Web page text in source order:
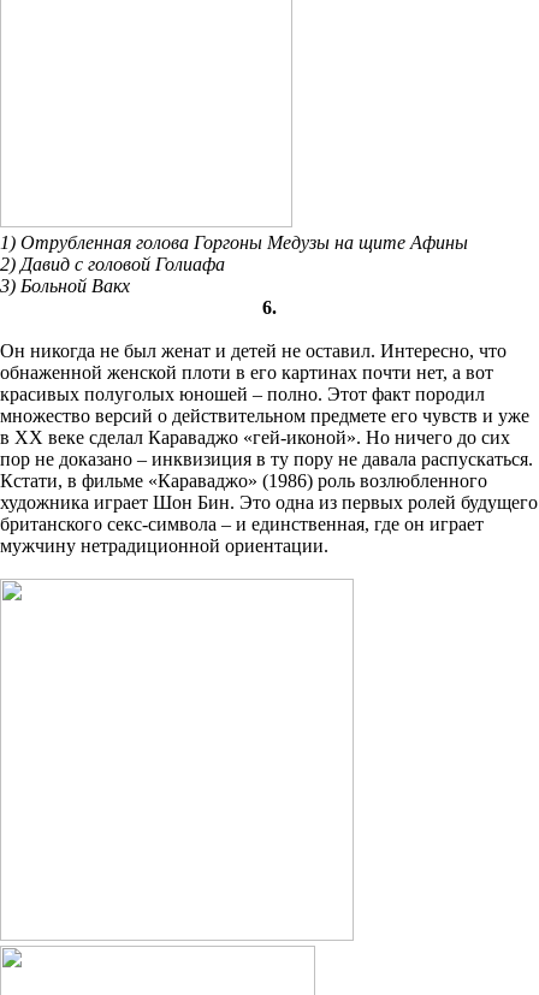
1) Отрубленная голова Горгоны Медузы на щите Афины
2) Давид с головой Голиафа
3) Больной Вакх
6.
Он никогда не был женат и детей не оставил. Интересно, что
обнаженной женской плоти в его картинах почти нет, а вот
красивых полуголых юношей – полно. Этот факт породил
множество версий о действительном предмете его чувств и уже
в ХХ веке сделал Караваджо «гей-иконой». Но ничего до сих
пор не доказано – инквизиция в ту пору не давала распускаться.
Кстати, в фильме «Караваджо» (1986) роль возлюбленного
художника играет Шон Бин. Это одна из первых ролей будущего
британского секс-символа – и единственная, где он играет
мужчину нетрадиционной ориентации.